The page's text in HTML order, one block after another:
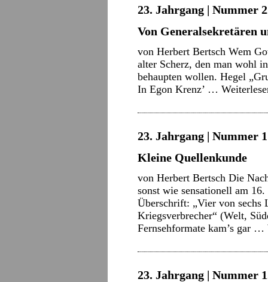
23. Jahrgang | Nummer
Von Generalsekretären
von Herbert Bertsch Wem
alter Scherz, den man wohl
behaupten wollen. Hegel
In Egon Krenz’ …
23. Jahrgang | Nummer
Kleine Quellenkunde
von Herbert Bertsch Die
sonst wie sensationell am
Überschrift: „Vier von
Kriegsverbrecher“ (Welt,
Fernsehformate kam’s gar …
23. Jahrgang | Nummer